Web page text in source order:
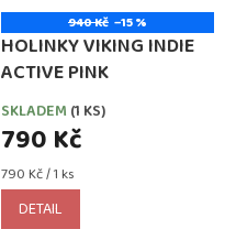
940 Kč –15 %
HOLINKY VIKING INDIE
ACTIVE PINK
SKLADEM (1 KS)
790 Kč
Měrná
cena:
790 Kč / 1 ks
DETAIL